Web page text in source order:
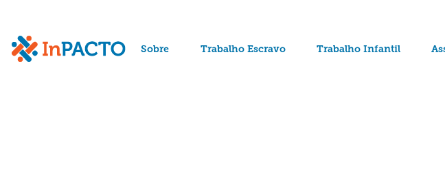
Sobre Trabalho Escravo Trabalho Infantil